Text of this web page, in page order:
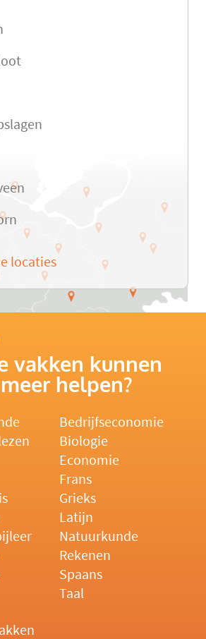
locaties
vakken kunnen
helpen?
Bedrijfseconomie
Biologie
Economie
Frans
Grieks
Latijn
Natuurkunde
Rekenen
Spaans
Taal